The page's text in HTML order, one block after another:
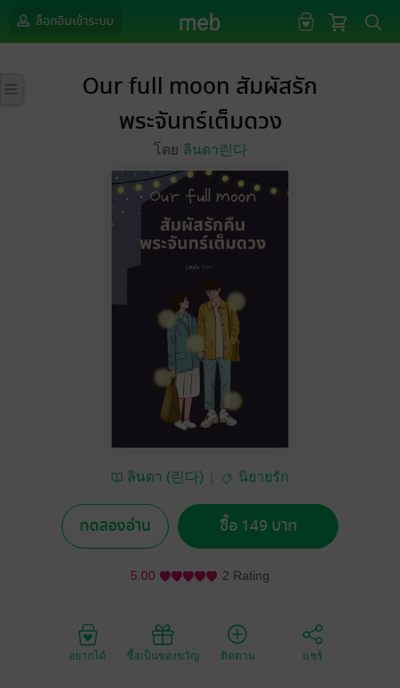
ล็อกอินเข้าระบบ
Our full moon สัมผัสรัก
พระจันทร์เต็มดวง
โดย ลินดา린다
ลินดา (린다) นิยายรัก
ทดลองอ่าน ซื้อ 149 บาท
5.00 2 Rating
อยากได้ ซื้อเป็นของขวัญ ติดตาม แชร์